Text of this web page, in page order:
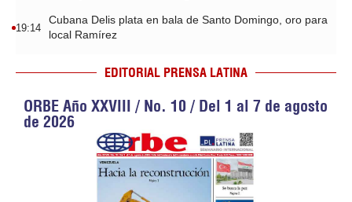
19:14
Cubana Delis plata en bala de Santo Domingo, oro para
local Ramírez
EDITORIAL PRENSA LATINA
ORBE Año XXVIII / No. 10 / Del 1 al 7 de agosto
de 2026